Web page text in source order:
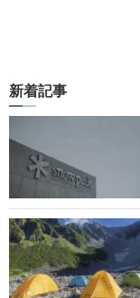
新着記事